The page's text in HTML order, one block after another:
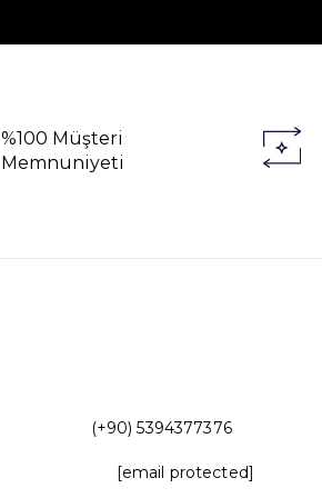
%100 Müşteri
Memnuniyeti
(+90) 5394377376
[email protected]